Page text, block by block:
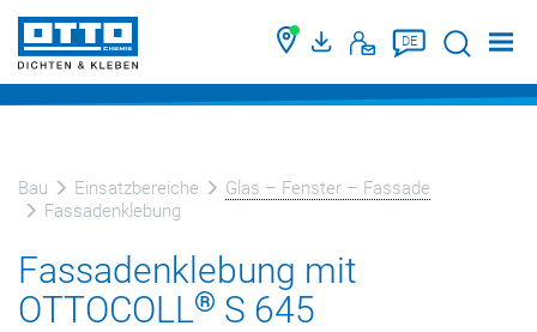
DE Suche
Bau Einsatzbereiche
Glas – Fenster – Fassade
Fassadenklebung
Fassadenklebung mit
OTTOCOLL® S 645